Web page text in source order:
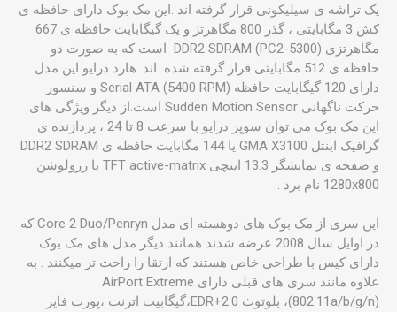
یک تراشه ی سیلیکونی قرار گرفته اند .این مک بوک دارای حافظه ی
کش 3 مگابایتی ، گذر 800 مگاهرتز و یک گیگابایت حافظه ی 667
مگاهرتزی DDR2 SDRAM (PC2-5300) است که به صورت دو
حافظه ی 512 مگابایتی قرار گرفته شده اند. هارد درایو این مدل
دارای 120 گیگابایت حافظه Serial ATA (5400 RPM) و سنسور
حرکت ناگهانی Sudden Motion Sensor است.از دیگر ویژگی های
این مک بوک می توان سوپر درایو با سرعت 8 تا 24 ، پردازنده ی
گرافیک اینتل GMA X3100 یا 144 مگابایت حافظه ی DDR2 SDRAM
و صفحه ی نمایشگر 13.3 اینچی TFT active-matrix با رزولوشن
1280x800 نام برد .
این سری از مک بوک های دوهسته ای مدل Core 2 Duo/Penryn که
در اوایل سال 2008 عرضه شدند همانند دیگر مدل های مک بوک
دارای کیس با طراحی خاص هستند که ارتقا را راحت تر میکنند . به
علاوه مانند سری های قبلی دارای AirPort Extreme
(802.11a/b/g/n)، بلوتوث 2.0+EDR،گیگابیت اترنت ،پورت فایر